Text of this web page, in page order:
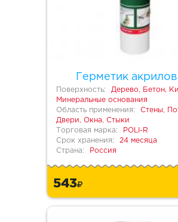
Герметик
Поверхность:
Дерево, Бетон,
Минеральные основания
Область применения:
Стены,
Двери, Окна, Стыки
Торговая марка:
POLI-R
Срок хранения:
24 месяца
Страна:
Россия
543